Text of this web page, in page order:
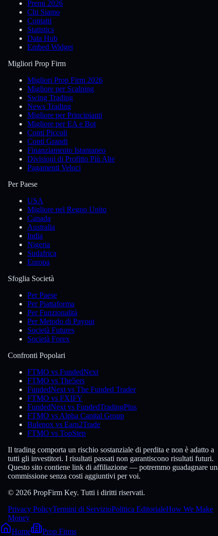
Premi 2026
Chi Siamo
Contatti
Statistics
Data Hub
Embed Widget
Migliori Prop Firm
Migliori Prop Firm 2026
Migliore per Scalping
Swing Trading
News Trading
Migliore per Principianti
Migliore per EA e Bot
Conti Piccoli
Conti Grandi
Finanziamento Istantaneo
Divisioni di Profitto Più Alte
Pagamenti Veloci
Per Paese
USA
Migliore nel Regno Unito
Canada
Australia
India
Nigeria
Sudafrica
Europa
Sfoglia Società
Per Paese
Per Piattaforma
Per Funzionalità
Per Metodo di Payout
Società Futures
Società Forex
Confronti Popolari
FTMO vs FundedNext
FTMO vs The5ers
FundedNext vs The Funded Trader
FTMO vs FXIFY
FundedNext vs FundedTradingPlus
FTMO vs Alpha Capital Group
Bulenox vs Earn2Trade
FTMO vs TopStep
Il trading comporta un rischio sostanziale di perdita e non è adatto a
tutti gli investitori. I risultati passati non garantiscono risultati futuri.
Questo sito contiene link di affiliazione — potremmo guadagnare
commissione senza costi aggiuntivi per voi.
© 2026 PropFirm Key. Tutti i diritti riservati.
Privacy PolicyTermini di ServizioPolitica EditorialeHow We Make
Money
Home
Prop Firms